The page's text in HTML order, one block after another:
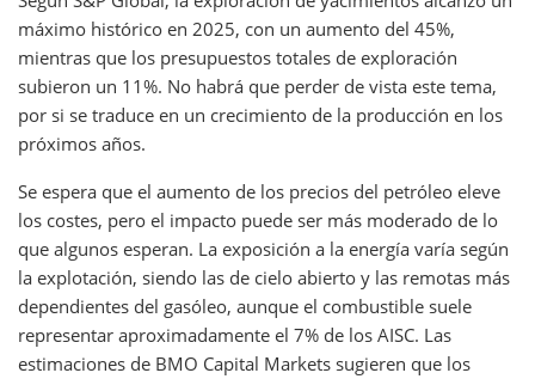
máximo histórico en 2025, con un aumento del 45%,
mientras que los presupuestos totales de exploración
subieron un 11%. No habrá que perder de vista este tema,
por si se traduce en un crecimiento de la producción en los
próximos años.
Se espera que el aumento de los precios del petróleo eleve
los costes, pero el impacto puede ser más moderado de lo
que algunos esperan. La exposición a la energía varía según
la explotación, siendo las de cielo abierto y las remotas más
dependientes del gasóleo, aunque el combustible suele
representar aproximadamente el 7% de los AISC. Las
estimaciones de BMO Capital Markets sugieren que los